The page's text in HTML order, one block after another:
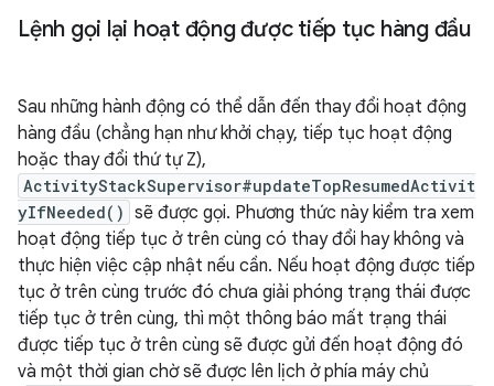
Lệnh gọi lại hoạt động được tiếp tục hàng đầu
Sau những hành động có thể dẫn đến thay đổi hoạt động
hàng đầu (chẳng hạn như khởi chạy, tiếp tục hoạt động
hoặc thay đổi thứ tự Z),
ActivityStackSupervisor#updateTopResumedActivit
yIfNeeded() sẽ được gọi. Phương thức này kiểm tra xem
hoạt động tiếp tục ở trên cùng có thay đổi hay không và
thực hiện việc cập nhật nếu cần. Nếu hoạt động được tiếp
tục ở trên cùng trước đó chưa giải phóng trạng thái được
tiếp tục ở trên cùng, thì một thông báo mất trạng thái
được tiếp tục ở trên cùng sẽ được gửi đến hoạt động đó
và một thời gian chờ sẽ được lên lịch ở phía máy chủ